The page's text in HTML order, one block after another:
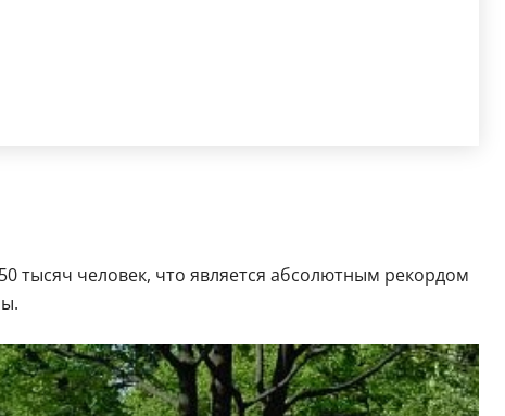
тысяч человек, что является абсолютным рекордом